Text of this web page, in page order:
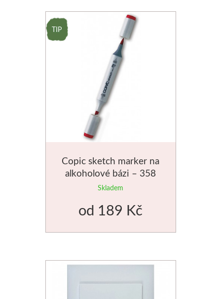
Linoryt
Glazury
Stubai
Řezbářská dláta
Rydla
Umton
Akvarel
Tempery
Copic sketch marker na
alkoholové bázi – 358
odstínů
Skladem
od 189 Kč